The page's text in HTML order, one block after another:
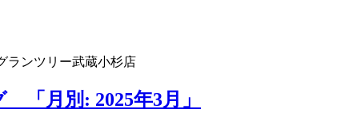
ランツリー武蔵小杉店
「月別: 2025年3月」